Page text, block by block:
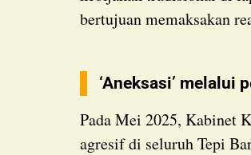
bertujuan memaksakan
‘Aneksasi’ melalui
Pada Mei 2025, Kabinet
agresif di seluruh Tepi